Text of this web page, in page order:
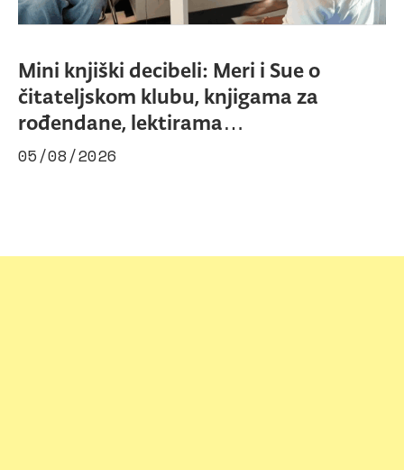
Mini knjiški decibeli: Meri i Sue o
čitateljskom klubu, knjigama za
rođendane, lektirama…
05/08/2026